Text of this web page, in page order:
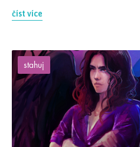
číst více
stahuj